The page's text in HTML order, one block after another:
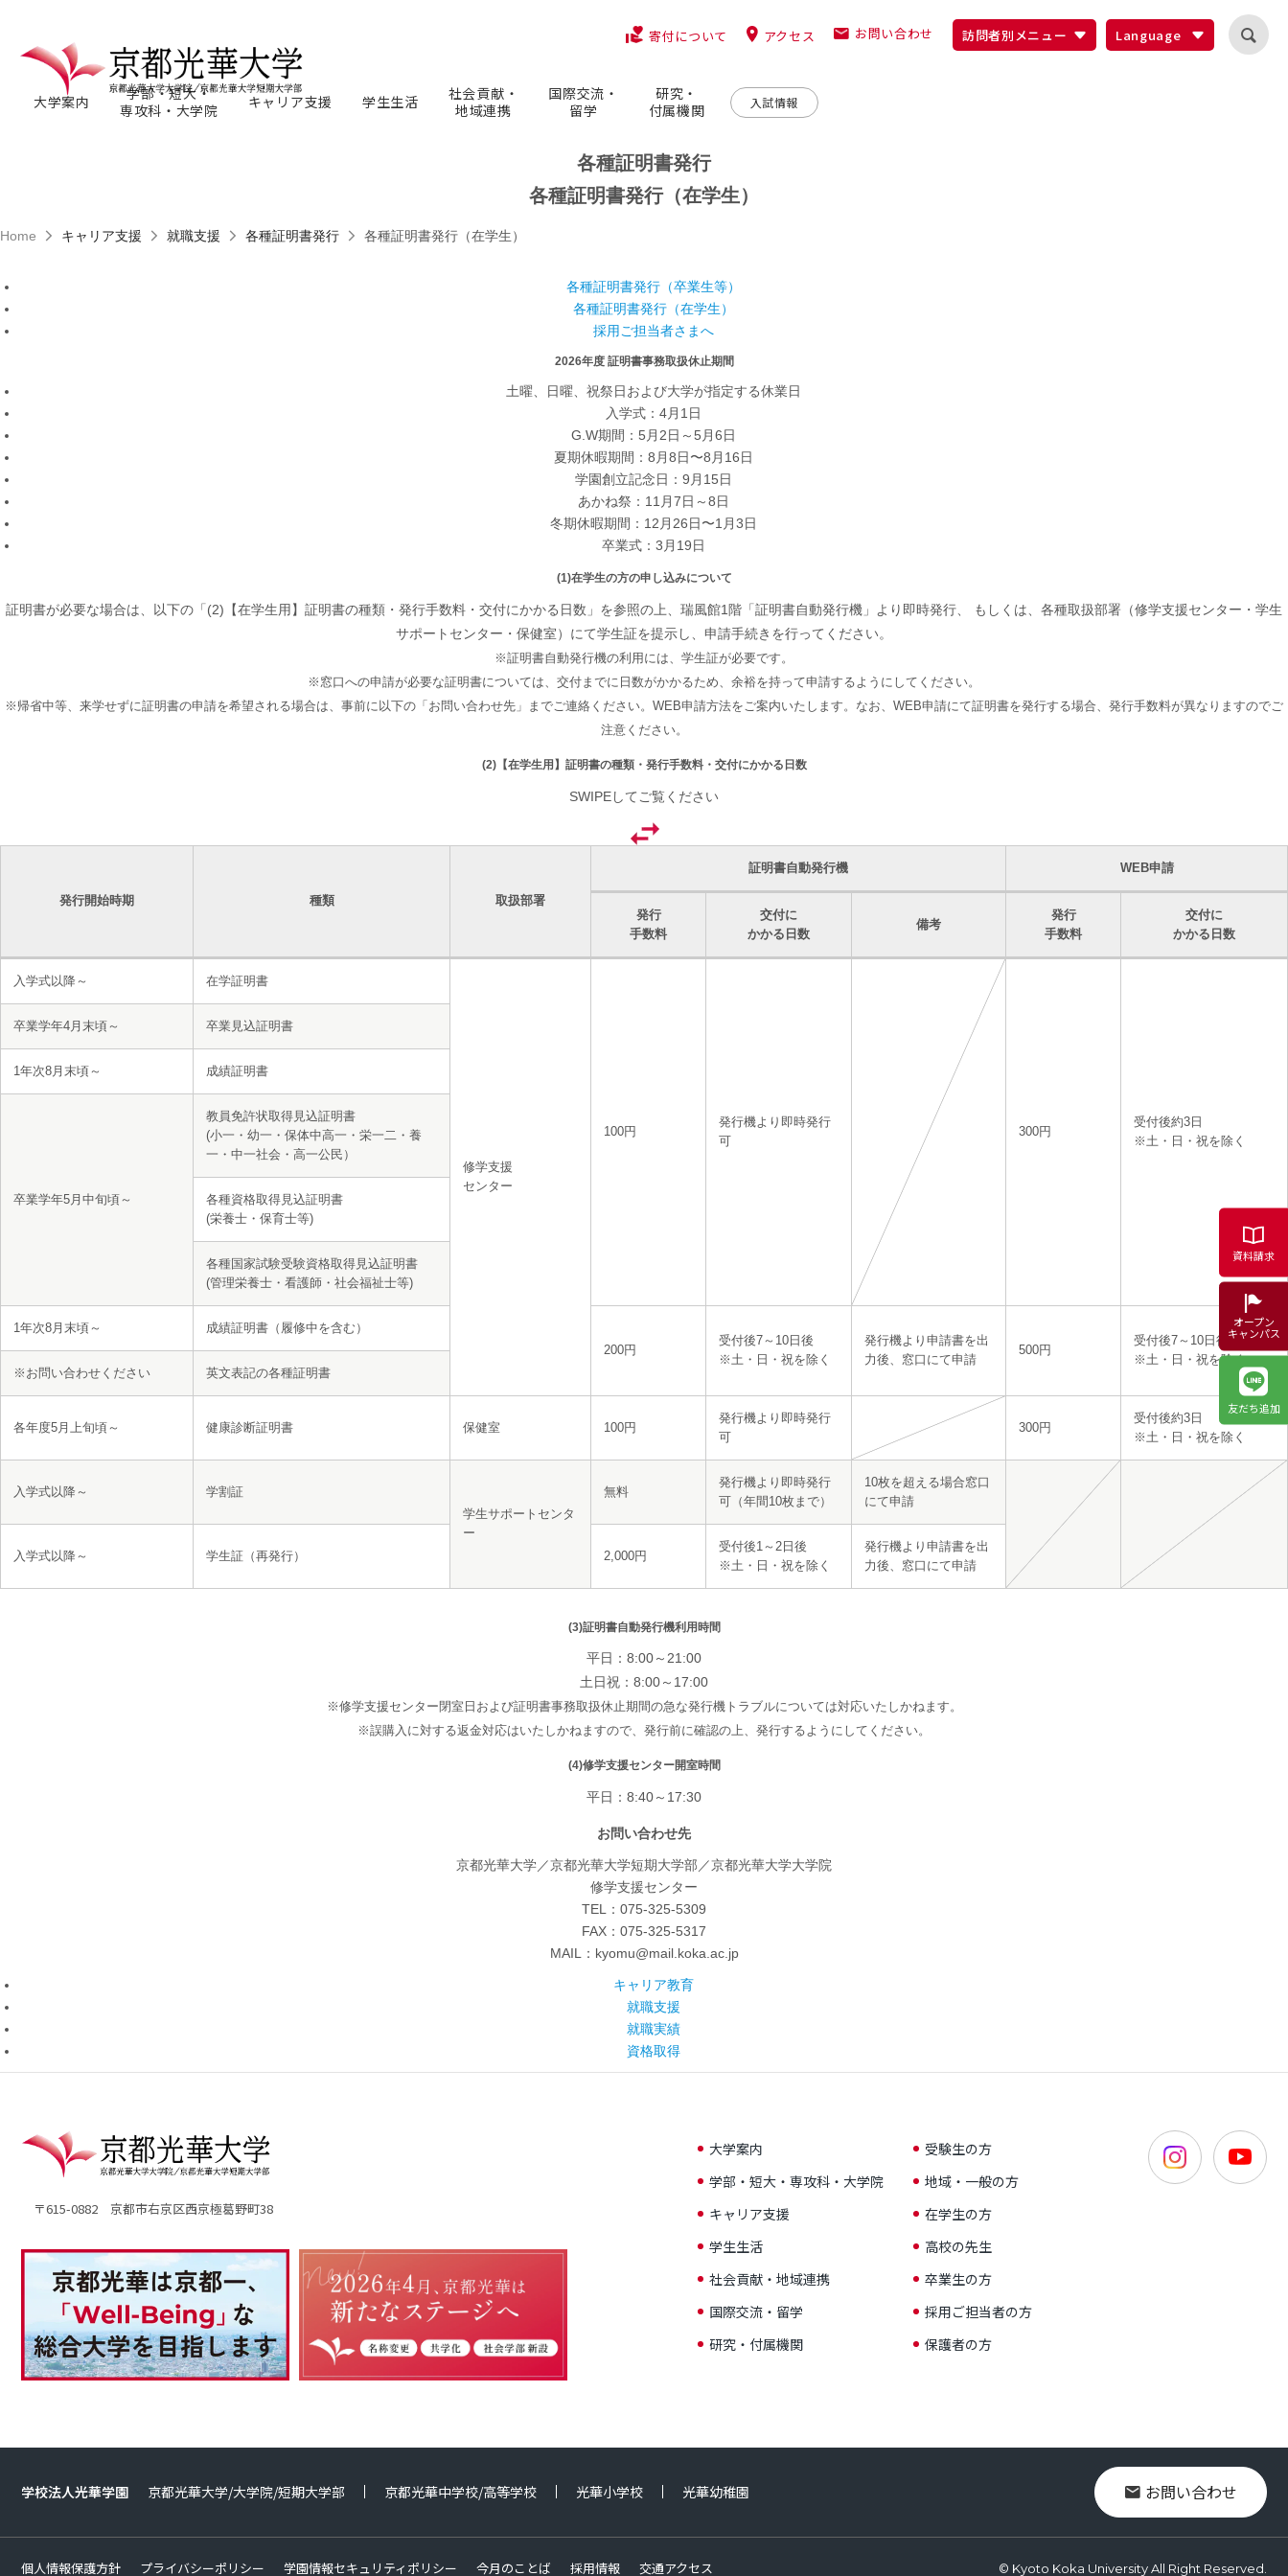
寄付について アクセス お問い合わせ 訪問者別メニュー Language
大学案内
学部・短大・
専攻科・大学院
キャリア支援 学生生活
社会貢献・
地域連携
国際交流・
留学
研究・
付属機関
入試情報
各種証明書発行
各種証明書発行（在学生）
Home キャリア支援 就職支援 各種証明書発行 各種証明書発行（在学生）
各種証明書発行（卒業生等）
各種証明書発行（在学生）
採用ご担当者さまへ
2026年度 証明書事務取扱休止期間
土曜、日曜、祝祭日および大学が指定する休業日
入学式：4月1日
G.W期間：5月2日～5月6日
夏期休暇期間：8月8日〜8月16日
学園創立記念日：9月15日
あかね祭：11月7日～8日
冬期休暇期間：12月26日〜1月3日
卒業式：3月19日
(1)在学生の方の申し込みについて
証明書が必要な場合は、以下の「(2)【在学生用】証明書の種類・発行手数料・交付にかかる日数」を参照の上、瑞風館1階「証明書自動発行機」より即時発行、 もしくは、各種取扱部署（修学支援センター・学生
サポートセンター・保健室）にて学生証を提示し、申請手続きを行ってください。
※証明書自動発行機の利用には、学生証が必要です。
※窓口への申請が必要な証明書については、交付までに日数がかかるため、余裕を持って申請するようにしてください。
※帰省中等、来学せずに証明書の申請を希望される場合は、事前に以下の「お問い合わせ先」までご連絡ください。WEB申請方法をご案内いたします。なお、WEB申請にて証明書を発行する場合、発行手数料が異なりますのでご
注意ください。
(2)【在学生用】証明書の種類・発行手数料・交付にかかる日数
SWIPEしてご覧ください
発行開始時期 種類 取扱部署
証明書自動発行機 WEB申請
発行
手数料
交付に
かかる日数
備考
発行
手数料
交付に
かかる日数
入学式以降～ 在学証明書
修学支援
センター
100円
発行機より即時発行
可
300円
受付後約3日
※土・日・祝を除く
卒業学年4月末頃～ 卒業見込証明書
1年次8月末頃～ 成績証明書
卒業学年5月中旬頃～
教員免許状取得見込証明書
(小一・幼一・保体中高一・栄一二・養
一・中一社会・高一公民）
各種資格取得見込証明書
(栄養士・保育士等)
各種国家試験受験資格取得見込証明書
(管理栄養士・看護師・社会福祉士等)
1年次8月末頃～
成績証明書（履修中を含む）
200円
受付後7～10日後
※土・日・祝を除く
発行機より申請書を出
力後、窓口にて申請
500円
受付後7～10日後
※土・日・祝を除く
※お問い合わせください
英文表記の各種証明書
各年度5月上旬頃～ 健康診断証明書 保健室 100円
発行機より即時発行
可
300円
受付後約3日
※土・日・祝を除く
入学式以降～
学割証
学生サポートセンタ
ー
無料
発行機より即時発行
可（年間10枚まで）
10枚を超える場合窓口
にて申請
入学式以降～ 学生証（再発行） 2,000円
受付後1～2日後
※土・日・祝を除く
発行機より申請書を出
力後、窓口にて申請
(3)証明書自動発行機利用時間
平日：8:00～21:00
土日祝：8:00～17:00
※修学支援センター閉室日および証明書事務取扱休止期間の急な発行機トラブルについては対応いたしかねます。
※誤購入に対する返金対応はいたしかねますので、発行前に確認の上、発行するようにしてください。
(4)修学支援センター開室時間
平日：8:40～17:30
お問い合わせ先
京都光華大学／京都光華大学短期大学部／京都光華大学大学院
修学支援センター
TEL：075-325-5309
FAX：075-325-5317
MAIL：kyomu@mail.koka.ac.jp
キャリア教育
就職支援
就職実績
資格取得
〒615-0882 京都市右京区西京極葛野町38
大学案内
学部・短大・専攻科・大学院
キャリア支援
学生生活
社会貢献・地域連携
国際交流・留学
研究・付属機関
受験生の方
地域・一般の方
在学生の方
高校の先生
卒業生の方
採用ご担当者の方
保護者の方
学校法人光華学園 京都光華大学/大学院/短期大学部 京都光華中学校/高等学校 光華小学校 光華幼稚園 お問い合わせ
個人情報保護方針 プライバシーポリシー 学園情報セキュリティポリシー 今月のことば 採用情報 交通アクセス © Kyoto Koka University All Right Reserved.
資料請求
オープン
キャンパス
友だち追加